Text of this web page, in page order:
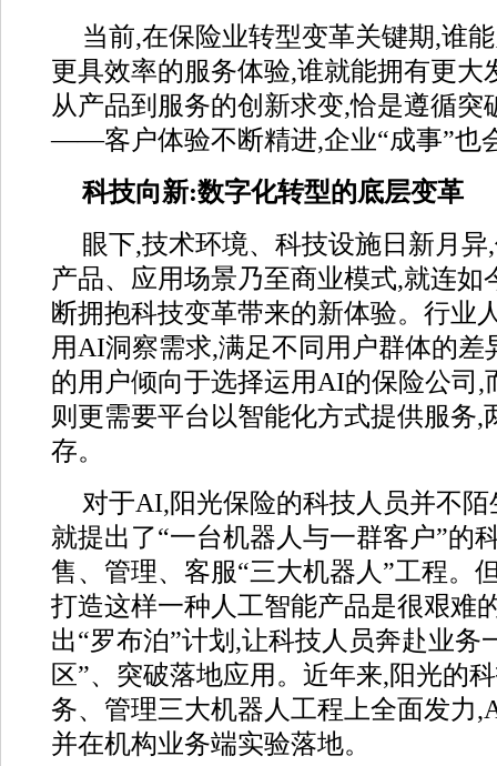
当前,在保险业转型变革关键期,谁
更具效率的服务体验,谁就能拥有更大
从产品到服务的创新求变,恰是遵循突
——客户体验不断精进,企业“成事”也
科技向新:数字化转型的底层变革
眼下,技术环境、科技设施日新月
产品、应用场景乃至商业模式,就连如
断拥抱科技变革带来的新体验。行业
用AI洞察需求,满足不同用户群体的
的用户倾向于选择运用AI的保险公司,
则更需要平台以智能化方式提供服务,
存。
对于AI,阳光保险的科技人员并不陌
就提出了“一台机器人与一群客户”的
售、管理、客服“三大机器人”工程。
打造这样一种人工智能产品是很艰难
出“罗布泊”计划,让科技人员奔赴业务
区”、突破落地应用。近年来,阳光的
务、管理三大机器人工程上全面发力
并在机构业务端实验落地。